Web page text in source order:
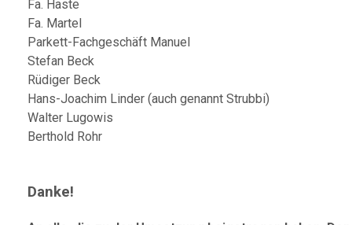
Fa. Haste
Fa. Martel
Parkett-Fachgeschäft Manuel
Stefan Beck
Rüdiger Beck
Hans-Joachim Linder (auch genannt Strubbi)
Walter Lugowis
Berthold Rohr
Danke!